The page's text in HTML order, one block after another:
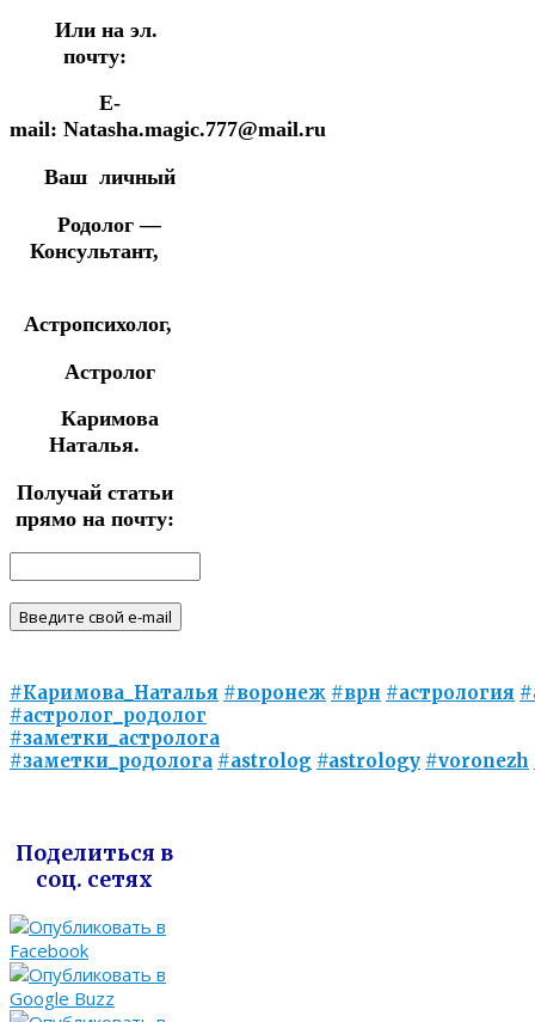
Или на эл.
почту:
E-
mail: Natasha.magic.777@mail.ru
Ваш личный
Родолог —
Консультант,
Астропсихолог,
Астролог
Каримова
Наталья.
Получай статьи
прямо на почту:
#Каримова_Наталья #воронеж #врн #астрология
#астролог_родолог
#заметки_астролога
#заметки_родолога #astrolog #astrology #voronezh
Поделиться в
соц. сетях